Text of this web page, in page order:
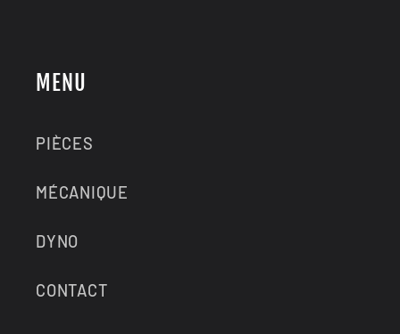
MENU
PIÈCES
MÉCANIQUE
DYNO
CONTACT